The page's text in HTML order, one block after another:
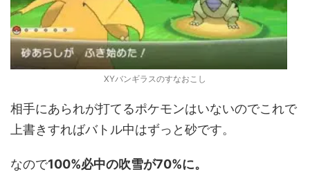
XYバンギラスのすなおこし
相手にあられが打てるポケモンはいないのでこれで
上書きすればバトル中はずっと砂です。
なので100%必中の吹雪が70%に。